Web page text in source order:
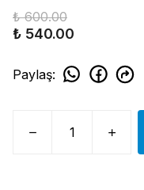
₺ 600.00
₺ 540.00
Paylaş: